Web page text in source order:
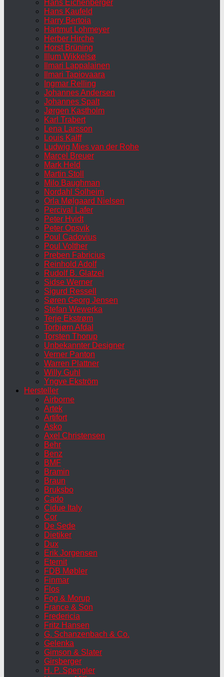
Hans Eichenberger
Hans Kaufeld
Harry Bertoia
Hartmut Lohmeyer
Herber Hirche
Horst Brüning
Illum Wikkelsø
Ilmari Lappalainen
Ilmari Tapiovaara
Ingmar Relling
Johannes Andersen
Johannes Spalt
Jørgen Kastholm
Karl Trabert
Lena Larsson
Louis Kalff
Ludwig Mies van der Rohe
Marcel Breuer
Mark Held
Martin Stoll
Milo Baughman
Nordahl Solheim
Orla Mølgaard Nielsen
Percival Lafer
Peter Hvidt
Peter Opsvik
Poul Cadovius
Poul Volther
Preben Fabricius
Reinhold Adolf
Rudolf B. Glatzel
Sidse Werner
Sigurd Ressell
Søren Georg Jensen
Stefan Wewerka
Terje Ekstrøm
Torbjørn Afdal
Torsten Thorup
Unbekannter Designer
Verner Panton
Warren Plattner
Willy Guhl
Yngve Ekström
Hersteller
Airborne
Artek
Artifort
Asko
Axel Christensen
Behr
Benz
BMF
Bramin
Braun
Bruksbo
Cado
Cidue Italy
Cor
De Sede
Dietiker
Dux
Erik Jorgensen
Eternit
FDB Møbler
Finmar
Flos
Fog & Morup
France & Son
Fredericia
Fritz Hansen
G. Schanzenbach & Co.
Gelenka
Gimson & Slater
Girsberger
H. P. Spengler